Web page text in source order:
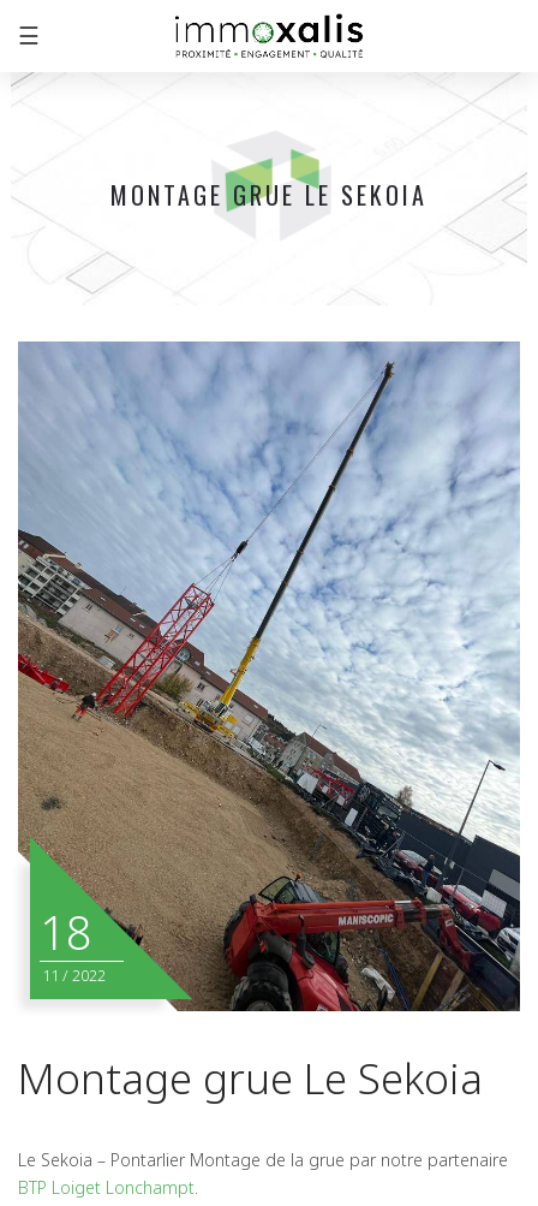
☰
MONTAGE GRUE LE SEKOIA
18
11 /2022
Montage grue Le Sekoia
Le Sekoia – Pontarlier Montage de la grue par notre partenaire
BTP Loiget Lonchampt.